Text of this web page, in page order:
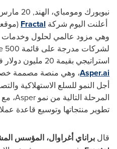
نيويورك ومومباي، الهند, 20 مارس / آذار 2025
أعلنت اليوم شركة Fractal
وهي مزود عالمي لحلول وخدمات
لشركات مدرجة على قائمة 500
استراتيجي بقيمة 20 مليون دولار في إحدى شركات منتجاتها، وهي
Asper.ai، وهي منصة مصممة
أجل النمو للسلع الاستهلاكية
المرحلة التالية من نمو Asper،
تطوير منتجاتها وتوسيع قاعدة
قال براناي أغراوال، المؤسس